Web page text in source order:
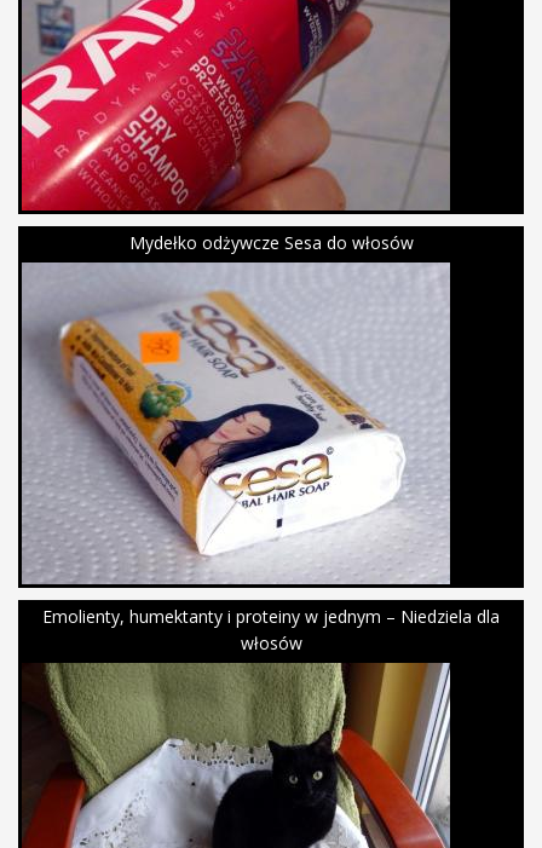
Mydełko odżywcze Sesa do włosów
Emolienty, humektanty i proteiny w jednym – Niedziela dla
włosów